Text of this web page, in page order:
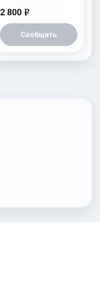
2 800 e
Сообщить